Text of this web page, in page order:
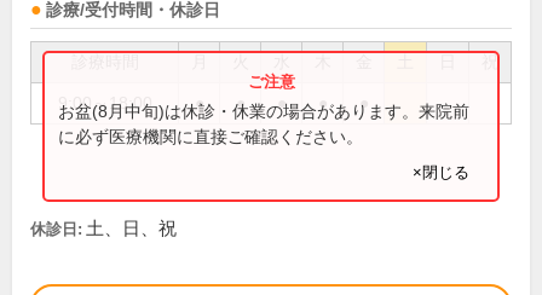
診療/受付時間・休診日
祝
9:00～18:00 ● ● ● ● ●
お盆(8月中旬)は休診・休業の場合があります。来院前
に必ず医療機関に直接ご確認ください。
×閉じる
休診日: 土、日、祝